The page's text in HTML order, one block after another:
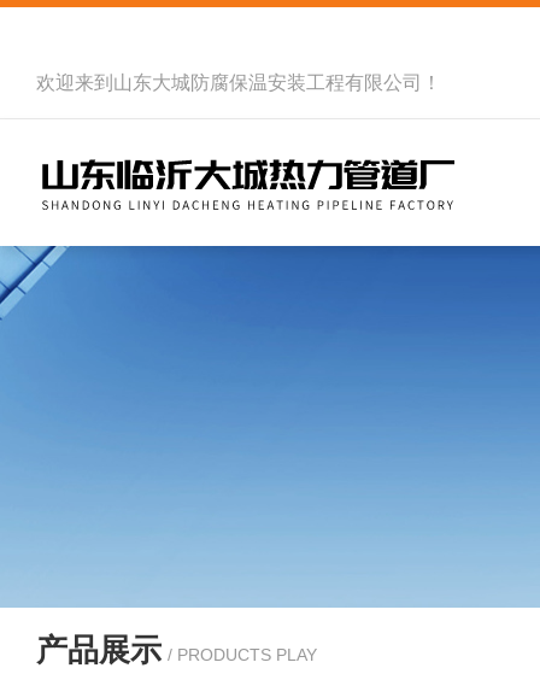
欢迎来到 山东大城防腐保温安装工程有限公司 ！
产品展示 / PRODUCTS PLAY